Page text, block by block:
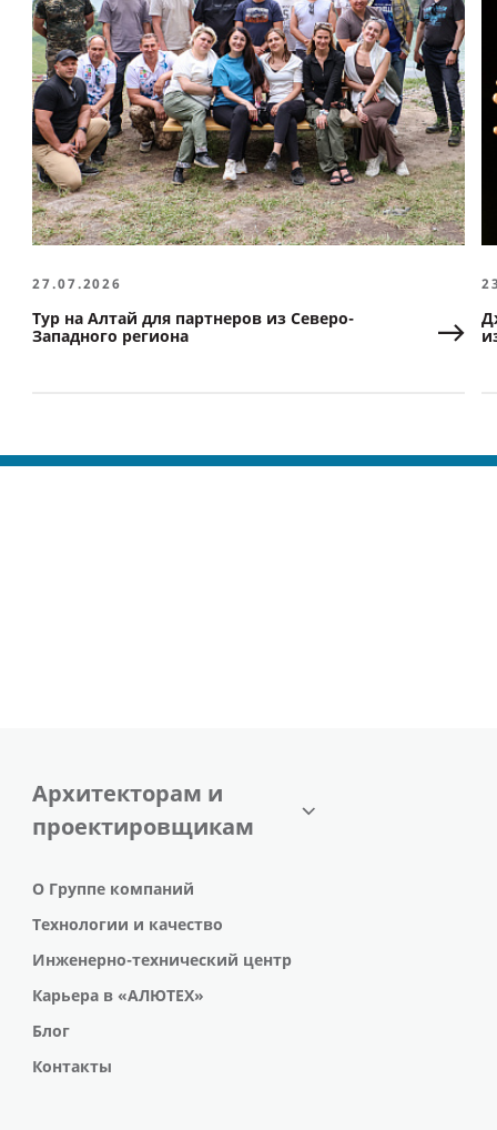
27.07.2026
Тур на Алтай для партнеров из Северо-
Западного региона
Архитекторам и
проектировщикам
О Группе компаний
Технологии и качество
Инженерно-технический центр
Карьера в «АЛЮТЕХ»
Блог
Контакты